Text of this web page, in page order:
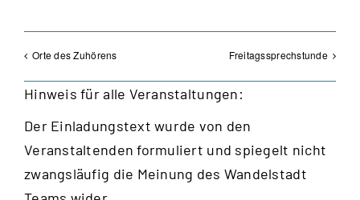
Orte des Zuhörens Freitagssprechstunde
Hinweis für alle Veranstaltungen:
Der Einladungstext wurde von den
Veranstaltenden formuliert und spiegelt nicht
zwangsläufig die Meinung des Wandelstadt